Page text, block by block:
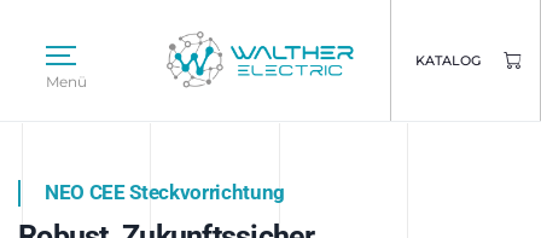
Menü
KATALOG
NEO CEE Steckvorrichtung